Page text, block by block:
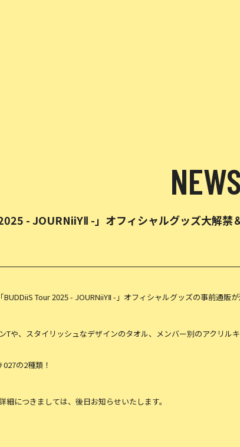
NEWS
- JOURNiiYⅡ -」オフィシャルグッズ大解禁
Tour 2025 - JOURNiiYⅡ -」オフィシャルグッズの事前通販
Tや、スタイリッシュなデザインのタオル、メンバー別のアクリル
の2種類！
につきましては、後日お知らせいたします。